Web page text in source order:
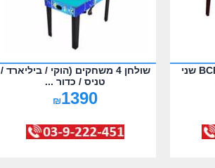
שולחן הוקי אוויר 5 פיט BCE שני
שולחן 4 משחקים (הוקי / ביליארד /
טניס / כדור ...
₪1390